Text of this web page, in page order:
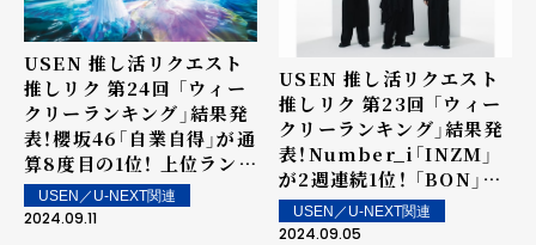
USEN 推し活リクエスト
推しリク 第24回 「ウィー
クリーランキング」結果発
表！櫻坂46「自業自得」が通
算8度目の1位！ 上位ランク
イン楽曲は街中・店内で配
信！
USEN／U-NEXT関連
2024.09.11
USEN 推し活リクエスト
推しリク 第23回 「ウィー
クリーランキング」結果発
表！Number_i「INZM」
が2週連続1位！ 「BON」が
5位！上位ランクイン楽曲
は街中・店内で配信！
USEN／U-NEXT関連
2024.09.05